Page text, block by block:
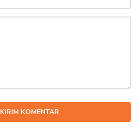
KIRIM KOMENTAR